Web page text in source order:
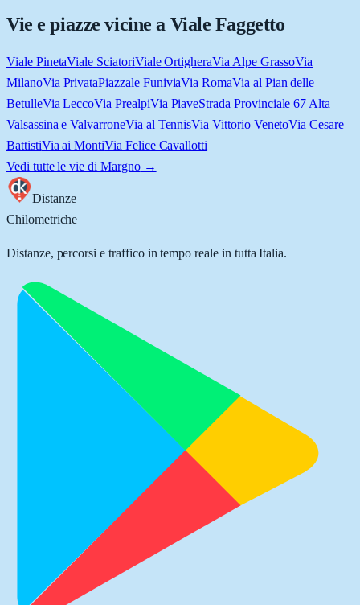
Vie e piazze vicine a Viale Faggetto
Viale PinetaViale SciatoriViale OrtigheraVia Alpe GrassoVia
MilanoVia PrivataPiazzale FuniviaVia RomaVia al Pian delle
BetulleVia LeccoVia PrealpiVia PiaveStrada Provinciale 67 Alta
Valsassina e ValvarroneVia al TennisVia Vittorio VenetoVia Cesare
BattistiVia ai MontiVia Felice Cavallotti
Vedi tutte le vie di Margno→
Distanze
Chilometriche
Distanze, percorsi e traffico in tempo reale in tutta Italia.